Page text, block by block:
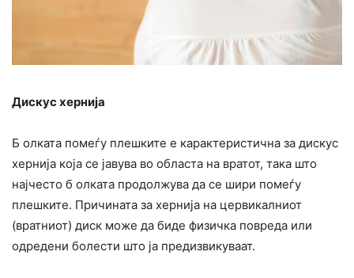
Дискус хернија
Б олката помеѓу плешките е карактеристична за дискус
хернија која се јавува во областа на вратот, така што
најчесто б олката продолжува да се шири помеѓу
плешките. Причината за хернија на цервикалниот
(вратниот) диск може да биде физичка повреда или
одредени болести што ја предизвикуваат.